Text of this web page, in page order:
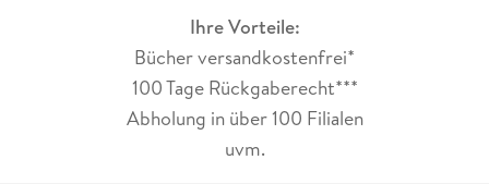
Ihre Vorteile:
Bücher versandkostenfrei*
100 Tage Rückgaberecht***
Abholung in über 100 Filialen
uvm.